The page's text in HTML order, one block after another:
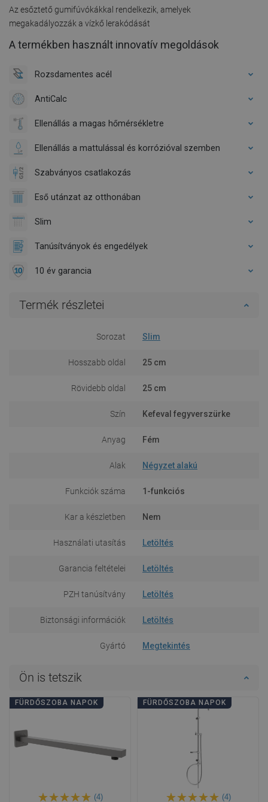
Az esőztető gumifúvókákkal rendelkezik, amelyek
megakadályozzák a vízkő lerakódását
A termékben használt innovatív megoldások
Rozsdamentes acél
AntiCalc
Ellenállás a magas hőmérsékletre
Ellenállás a mattulással és korrózióval szemben
Szabványos csatlakozás
Eső utánzat az otthonában
Slim
Tanúsítványok és engedélyek
10 év garancia
Termék részletei
Sorozat Slim
Hosszabb oldal 25 cm
Rövidebb oldal 25 cm
Szín Kefeval fegyverszürke
Anyag Fém
Alak Négyzet alakú
Funkciók száma 1-funkciós
Kar a készletben Nem
Használati utasítás Letöltés
Garancia feltételei Letöltés
PZH tanúsítvány Letöltés
Biztonsági információk Letöltés
Gyártó Megtekintés
Ön is tetszik
FÜRDŐSZOBA NAPOK
(4)
FÜRDŐSZOBA NAPOK
(4)